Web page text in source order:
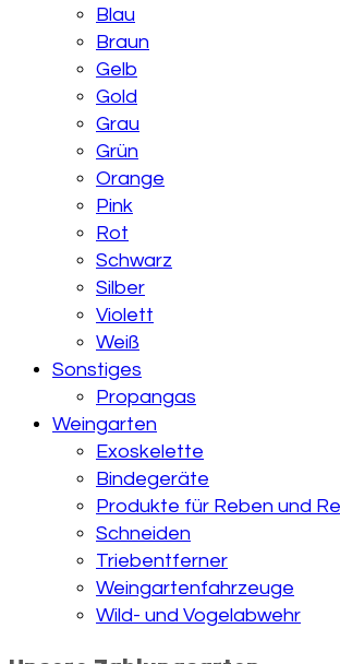
Blau
Braun
Gelb
Gold
Grau
Grün
Orange
Pink
Rot
Schwarz
Silber
Violett
Weiß
Sonstiges
Propangas
Weingarten
Exoskelette
Bindegeräte
Produkte für Reben und
Schneiden
Triebentferner
Weingartenfahrzeuge
Wild- und Vogelabwehr